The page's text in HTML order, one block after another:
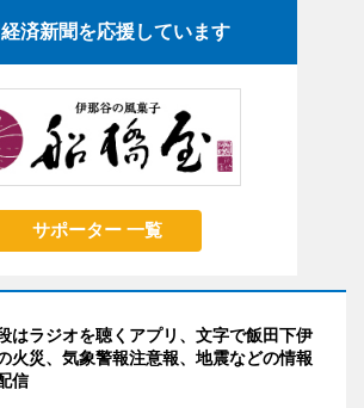
済新聞を応援しています
サポーター 一覧
はラジオを聴くアプリ、文字で飯田下伊
火災、気象警報注意報、地震などの情報
信